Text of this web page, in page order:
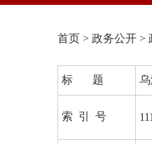
首页 > 政务公开 >
标 题
索 引 号